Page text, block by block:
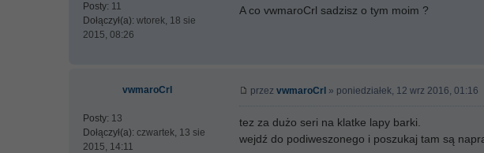
Posty: 11
Dołączył(a): wtorek, 18 sie
2015, 08:26
A co vwmaroCrl sadzisz o tym moim ?
vwmaroCrl
Posty: 13
Dołączył(a): czwartek, 13 sie
2015, 14:11
przez vwmaroCrl » poniedziałek, 12 wrz 2016, 01:16
tez za dużo seri na klatke lapy barki.
wejdź do podiweszonego i poszukaj tam są